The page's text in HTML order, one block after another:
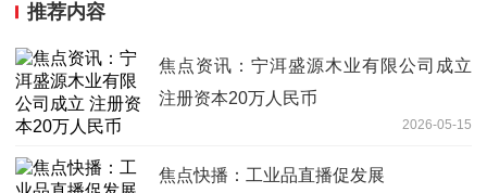
推荐内容
焦点资讯：宁洱盛源木业有限公司成立
注册资本20万人民币
2026-05-15
焦点快播：工业品直播促发展